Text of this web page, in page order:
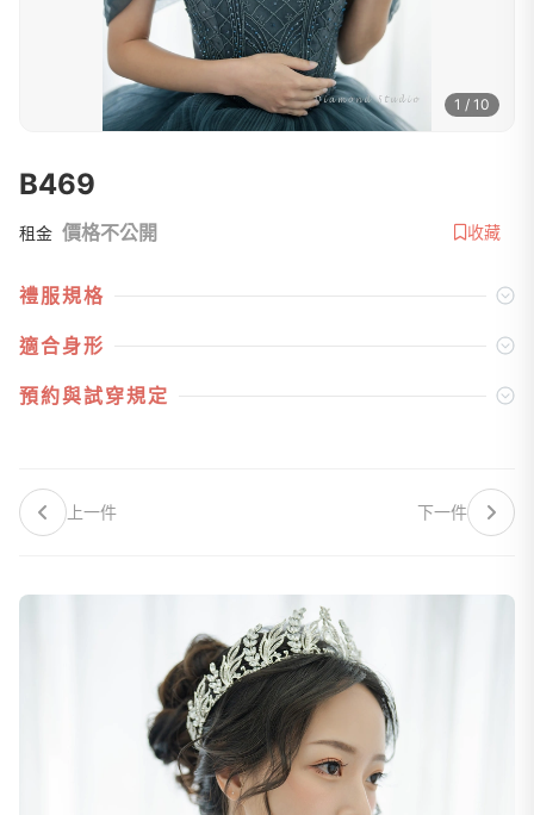
1 / 10
B469
租金 價格不公開 收藏
禮服規格
適合身形
預約與試穿規定
上一件 下一件